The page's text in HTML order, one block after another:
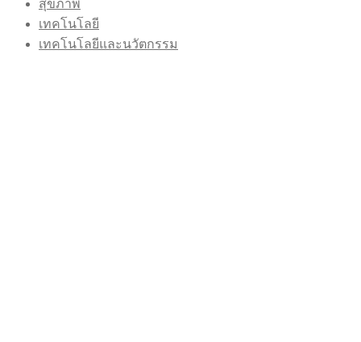
สุขภาพ
เทคโนโลยี
เทคโนโลยีและนวัตกรรม